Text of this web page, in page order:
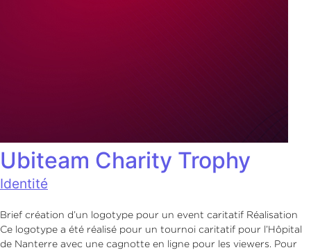
Ubiteam Charity Trophy
Identité
Brief création d’un logotype pour un event caritatif Réalisation
Ce logotype a été réalisé pour un tournoi caritatif pour l’Hôpital
de Nanterre avec une cagnotte en ligne pour les viewers. Pour